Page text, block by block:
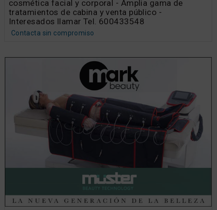
cosmética facial y corporal - Amplia gama de
tratamientos de cabina y venta público -
Interesados llamar Tel. 600433548
Contacta sin compromiso